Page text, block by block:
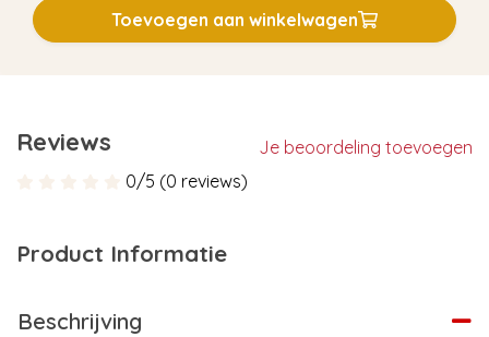
Toevoegen aan winkelwagen
Reviews
Je beoordeling toevoegen
0/5 (0 reviews)
Product Informatie
Beschrijving